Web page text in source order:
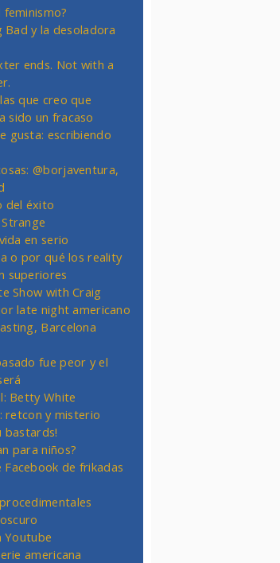
feminismo?
Bad y la desoladora
ends. Not with a
que creo que
sido un fracaso
gusta: escribiendo
@borjaventura,
del éxito
en serio
o por qué los reality
superiores
Show with Craig
late night americano
Barcelona
fue peor y el
Betty White
retcon y misterio
bastards!
para niños?
Facebook de frikadas
Youtube
americana